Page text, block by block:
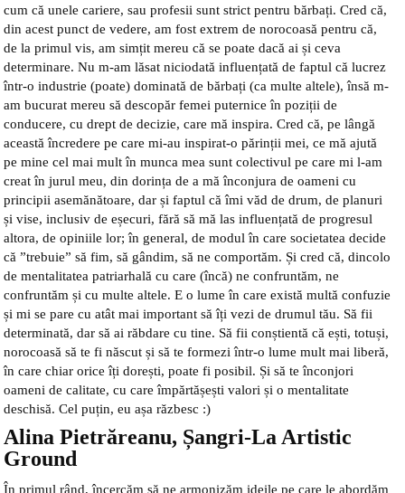
cum că unele cariere, sau profesii sunt strict pentru bărbați. Cred că,
din acest punct de vedere, am fost extrem de norocoasă pentru că,
de la primul vis, am simțit mereu că se poate dacă ai și ceva
determinare. Nu m-am lăsat niciodată influențată de faptul că lucrez
într-o industrie (poate) dominată de bărbați (ca multe altele), însă m-
am bucurat mereu să descopăr femei puternice în poziții de
conducere, cu drept de decizie, care mă inspira. Cred că, pe lângă
această încredere pe care mi-au inspirat-o părinții mei, ce mă ajută
pe mine cel mai mult în munca mea sunt colectivul pe care mi l-am
creat în jurul meu, din dorința de a mă înconjura de oameni cu
principii asemănătoare, dar și faptul că îmi văd de drum, de planuri
și vise, inclusiv de eșecuri, fără să mă las influențată de progresul
altora, de opiniile lor; în general, de modul în care societatea decide
că ”trebuie” să fim, să gândim, să ne comportăm. Și cred că, dincolo
de mentalitatea patriarhală cu care (încă) ne confruntăm, ne
confruntăm și cu multe altele. E o lume în care există multă confuzie
și mi se pare cu atât mai important să îți vezi de drumul tău. Să fii
determinată, dar să ai răbdare cu tine. Să fii conștientă că ești, totuși,
norocoasă să te fi născut și să te formezi într-o lume mult mai liberă,
în care chiar orice îți dorești, poate fi posibil. Și să te înconjori
oameni de calitate, cu care împărtășești valori și o mentalitate
deschisă. Cel puțin, eu așa răzbesc :)
Alina Pietrăreanu, Șangri-La Artistic
Ground
În primul rând, încercăm să ne armonizăm ideile pe care le abordăm